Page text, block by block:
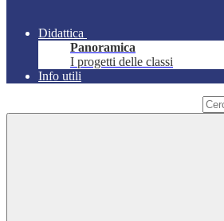
Didattica
Panoramica
I progetti delle classi
Info utili